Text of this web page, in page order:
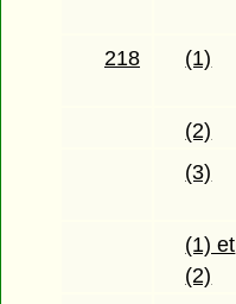
218
(1)
(2)
(3)
(1) et
(2)